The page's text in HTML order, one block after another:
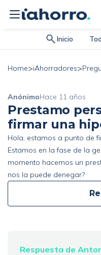
Inicio
Home>iAhorradores>
AnónimoHace 11 años
Prestamo
firmar una
Hola, estamos a punto de
Estamos en la fase de la
momento hacemos un
nos la puede denegar?
Respuesta de